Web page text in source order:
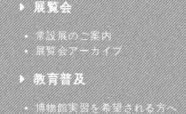
展覧会
常設展のご案内
展覧会アーカイブ
教育普及
博物館実習を希望される方へ